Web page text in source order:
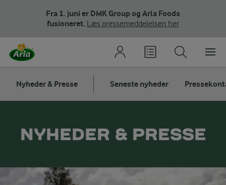
Fra 1. juni er DMK Group og Arla Foods
fusioneret. Læs pressemeddelelsen her
Nyheder & Presse Seneste nyheder
NYHEDER & PRESSE